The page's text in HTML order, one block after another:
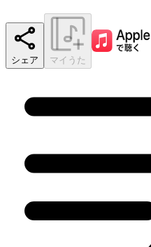
シェア マイうた